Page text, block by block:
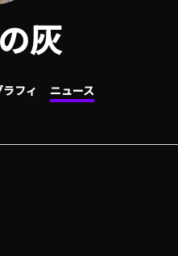
質問
灰
フィ ニュース